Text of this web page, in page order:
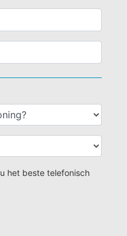
het beste telefonisch